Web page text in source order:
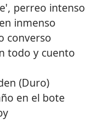
perreo intenso
inmenso
converso
todo y cuento
(Duro)
en el bote